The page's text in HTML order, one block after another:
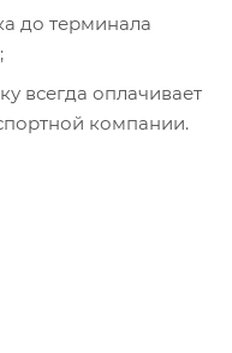
до терминала
всегда оплачивает
компании.